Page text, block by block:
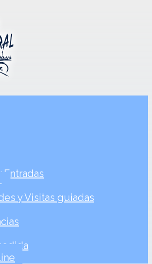
Entradas
y Visitas guiadas